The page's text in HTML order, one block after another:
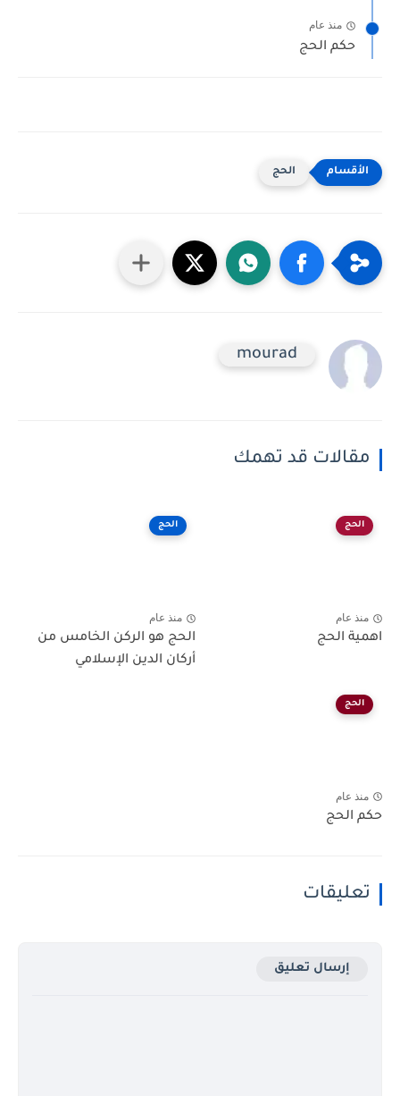
منذ عام
حكم الحج
الحج
mourad
مقالات قد تهمك
الحج
منذ عام
اهمية الحج
الحج
منذ عام
الحج هو الركن الخامس من
أركان الدين الإسلامي
الحج
منذ عام
حكم الحج
تعليقات
إرسال تعليق